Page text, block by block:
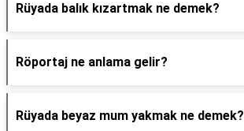
Rüyada balık kızartmak ne demek?
Röportaj ne anlama gelir?
Rüyada beyaz mum yakmak ne demek?